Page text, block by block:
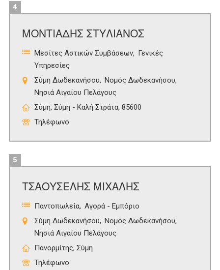
4
ΜΟΝΤΙΑΔΗΣ ΣΤΥΛΙΑΝΟΣ
Μεσίτες Αστικών Συμβάσεων
Γενικές
Υπηρεσίες
Σύμη Δωδεκανήσου
Νομός Δωδεκανήσου
Νησιά Αιγαίου Πελάγους
Σύμη, Σύμη - Καλή Στράτα, 85600
Τηλέφωνο
5
ΤΣΑΟΥΣΕΛΗΣ ΜΙΧΑΛΗΣ
Παντοπωλεία Αγορά - Εμπόριο
Σύμη Δωδεκανήσου
Νομός Δωδεκανήσου
Νησιά Αιγαίου Πελάγους
Πανορμίτης, Σύμη
Τηλέφωνο